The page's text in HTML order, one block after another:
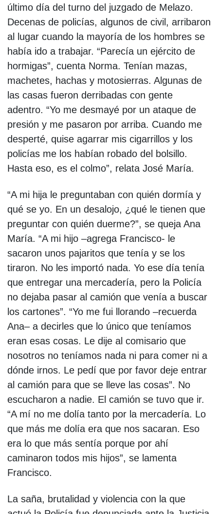
último día del turno del juzgado de Melazo.
Decenas de policías, algunos de civil, arribaron
al lugar cuando la mayoría de los hombres se
había ido a trabajar. “Parecía un ejército de
hormigas”, cuenta Norma. Tenían mazas,
machetes, hachas y motosierras. Algunas de
las casas fueron derribadas con gente
adentro. “Yo me desmayé por un ataque de
presión y me pasaron por arriba. Cuando me
desperté, quise agarrar mis cigarrillos y los
policías me los habían robado del bolsillo.
Hasta eso, es el colmo”, relata José María.
“A mi hija le preguntaban con quién dormía y
qué se yo. En un desalojo, ¿qué le tienen que
preguntar con quién duerme?”, se queja Ana
María. “A mi hijo –agrega Francisco- le
sacaron unos pajaritos que tenía y se los
tiraron. No les importó nada. Yo ese día tenía
que entregar una mercadería, pero la Policía
no dejaba pasar al camión que venía a buscar
los cartones”. “Yo me fui llorando –recuerda
Ana– a decirles que lo único que teníamos
eran esas cosas. Le dije al comisario que
nosotros no teníamos nada ni para comer ni a
dónde irnos. Le pedí que por favor deje entrar
al camión para que se lleve las cosas”. No
escucharon a nadie. El camión se tuvo que ir.
“A mí no me dolía tanto por la mercadería. Lo
que más me dolía era que nos sacaran. Eso
era lo que más sentía porque por ahí
caminaron todos mis hijos”, se lamenta
Francisco.
La saña, brutalidad y violencia con la que